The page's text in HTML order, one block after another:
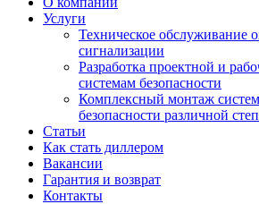
Услуги
Техническое обслуживание
сигнализации
Разработка проектной и
системам безопасности
Комплексный монтаж
безопасности различной
Статьи
Как стать диллером
Вакансии
Гарантия и возврат
Контакты